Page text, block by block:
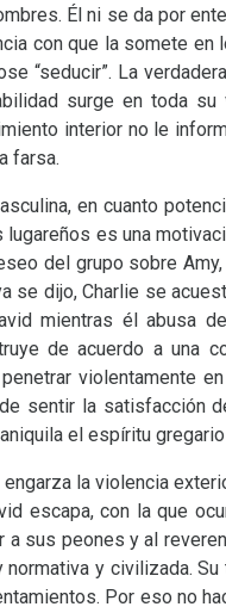
Él ni se da por
con que la somete
“seducir”. La
surge en toda
interior no le
farsa.
en cuanto
es una
del grupo sobre
se dijo, Charlie se
mientras él abusa
de acuerdo a una
violentamente
sentir la satisfacción
el espíritu
la violencia
escapa, con la que
a sus peones y al
y civilizada.
Por eso no